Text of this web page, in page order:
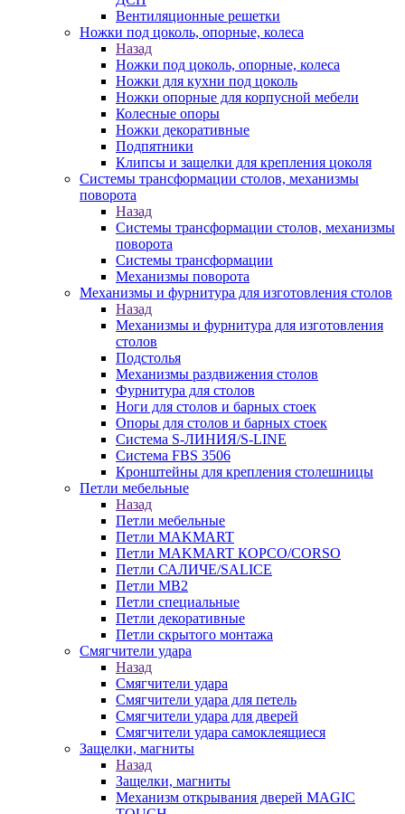
Вентиляционные решетки
Ножки под цоколь, опорные, колеса
Назад
Ножки под цоколь, опорные, колеса
Ножки для кухни под цоколь
Ножки опорные для корпусной мебели
Колесные опоры
Ножки декоративные
Подпятники
Клипсы и защелки для крепления цоколя
Системы трансформации столов, механизмы
поворота
Назад
Системы трансформации столов, механизмы
поворота
Системы трансформации
Механизмы поворота
Механизмы и фурнитура для изготовления столов
Назад
Механизмы и фурнитура для изготовления
столов
Подстолья
Механизмы раздвижения столов
Фурнитура для столов
Ноги для столов и барных стоек
Опоры для столов и барных стоек
Система S-ЛИНИЯ/S-LINE
Система FBS 3506
Кронштейны для крепления столешницы
Петли мебельные
Назад
Петли мебельные
Петли MAKMART
Петли MAKMART КОРСО/CORSO
Петли САЛИЧЕ/SALICE
Петли MB2
Петли специальные
Петли декоративные
Петли скрытого монтажа
Смягчители удара
Назад
Смягчители удара
Смягчители удара для петель
Смягчители удара для дверей
Cмягчители удара самоклеящиеся
Защелки, магниты
Назад
Защелки, магниты
Механизм открывания дверей MAGIC